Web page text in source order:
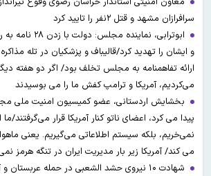
سرافرازان مشهد و قتل ۲نفر را تایید کرد
ابوترابی،
و ایشان را تهدید کرد/قالیباف و پزشکیان در تله
ارائه تفاهمنامه به مجلس تخلف بود/ اگر دو هفته
می‌کردیم، آمریکا و ترامپ کفش ما را می بوسیدند
بخشایش اردستانی، عضو کمیسیون امنیت ملی
پیدا می کرد، اعضای ناتو کنار آمریکا قرار می‌گرفتند/
نمی‌خریم، بلکه سیستم اطلاعاتی می‌گیریم. یعنی
می کند/ آمریکا زیر بار مدیریت ایران در تنگه هرمز
شهادت ۱۰ نیروی حشد الشعبی در حمله